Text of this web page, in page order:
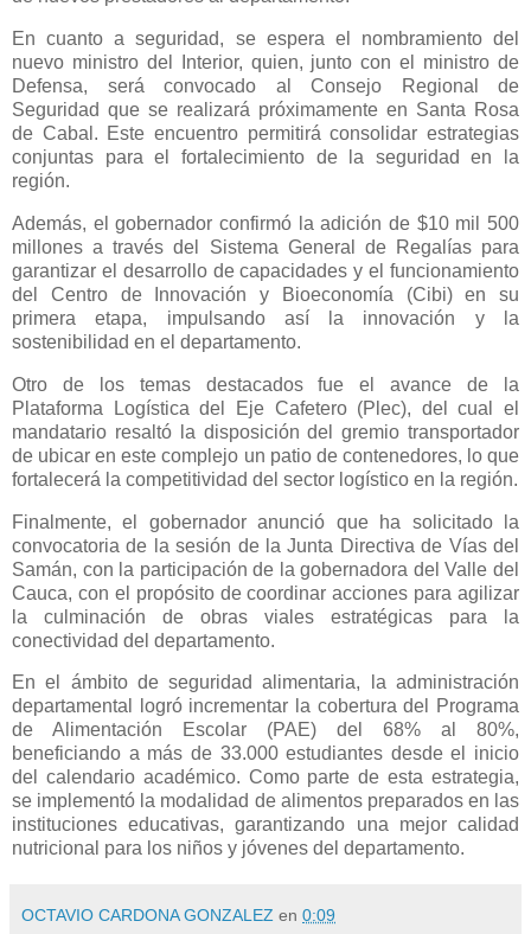
En cuanto a seguridad, se espera el nombramiento del
nuevo ministro del Interior, quien, junto con el ministro de
Defensa, será convocado al Consejo Regional de
Seguridad que se realizará próximamente en Santa Rosa
de Cabal. Este encuentro permitirá consolidar estrategias
conjuntas para el fortalecimiento de la seguridad en la
región.
Además, el gobernador confirmó la adición de $10 mil 500
millones a través del Sistema General de Regalías para
garantizar el desarrollo de capacidades y el funcionamiento
del Centro de Innovación y Bioeconomía (Cibi) en su
primera etapa, impulsando así la innovación y la
sostenibilidad en el departamento.
Otro de los temas destacados fue el avance de la
Plataforma Logística del Eje Cafetero (Plec), del cual el
mandatario resaltó la disposición del gremio transportador
de ubicar en este complejo un patio de contenedores, lo que
fortalecerá la competitividad del sector logístico en la región.
Finalmente, el gobernador anunció que ha solicitado la
convocatoria de la sesión de la Junta Directiva de Vías del
Samán, con la participación de la gobernadora del Valle del
Cauca, con el propósito de coordinar acciones para agilizar
la culminación de obras viales estratégicas para la
conectividad del departamento.
En el ámbito de seguridad alimentaria, la administración
departamental logró incrementar la cobertura del Programa
de Alimentación Escolar (PAE) del 68% al 80%,
beneficiando a más de 33.000 estudiantes desde el inicio
del calendario académico. Como parte de esta estrategia,
se implementó la modalidad de alimentos preparados en las
instituciones educativas, garantizando una mejor calidad
nutricional para los niños y jóvenes del departamento.
OCTAVIO CARDONA GONZALEZ en 0:09